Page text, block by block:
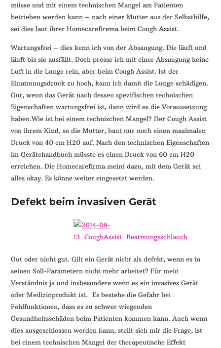
//
müsse und mit einem technischen Mangel am Patienten
betrieben werden kann – nach einer Mutter aus der Selbsthilfe,
sei dies laut ihrer Homecarefirema beim Cough Assist.
Wartungsfrei – dies kenn ich von der Absaugung. Die läuft und
läuft bis sie ausfällt. Doch presse ich mit einer Absaugung keine
Luft in die Lunge rein, aber beim Cough Assist. Ist der
Einatmungsdruck zu hoch, kann ich damit die Lunge schädigen.
Gut, wenn das Gerät nach dessen spezifischen technischen
Eigenschaften wartungsfrei ist, dann wird es die Voraussetzung
haben.Wie ist bei einem technischen Mangel? Der Cough Assist
von ihrem Kind, so die Mutter, baut nur noch einen maximalen
Druck von 40 cm H20 auf. Nach den technischen Eigenschaften
im Gerätehandbuch müsste es einen Druck von 60 cm H20
erreichen. Die Homecarefirma meint dazu, mit dem Gerät sei
alles okay. Es könne weiter eingesetzt werden.
Defekt beim invasiven Gerät
Gut oder nicht gut. Gilt ein Gerät nicht als defekt, wenn es in
seinen Soll-Parametern nicht mehr arbeitet? Für mein
Verständnis ja und insbesondere wenn es ein invasives Gerät
oder Medizinprodukt ist. Es bestehe die Gefahr bei
Fehlfunktionen, dass es zu schwer wiegenden
Gesundheitsschäden beim Patienten kommen kann. Auch wenn
dies ausgeschlossen werden kann, stellt sich mir die Frage, ist
bei einem technischen Mangel der therapeutische Effekt